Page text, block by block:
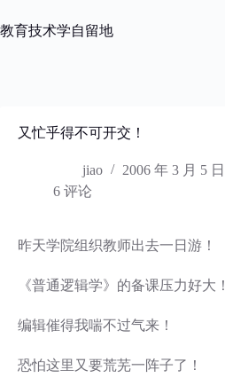
过
教育技术学自留地
又忙乎得不可开交！
jiao 2006 年 3 月 5 日
6 评论
昨天学院组织教师出去一日游！
《普通逻辑学》的备课压力好大！
编辑催得我喘不过气来！
恐怕这里又要荒芜一阵子了！